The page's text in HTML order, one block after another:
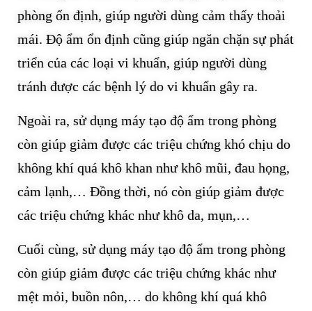
phòng ổn định, giúp người dùng cảm thấy thoải
mái. Độ ẩm ổn định cũng giúp ngăn chặn sự phát
triển của các loại vi khuẩn, giúp người dùng
tránh được các bệnh lý do vi khuẩn gây ra.
Ngoài ra, sử dụng máy tạo độ ẩm trong phòng
còn giúp giảm được các triệu chứng khó chịu do
không khí quá khô khan như khô mũi, đau họng,
cảm lạnh,… Đồng thời, nó còn giúp giảm được
các triệu chứng khác như khô da, mụn,…
Cuối cùng, sử dụng máy tạo độ ẩm trong phòng
còn giúp giảm được các triệu chứng khác như
mệt mỏi, buồn nôn,… do không khí quá khô